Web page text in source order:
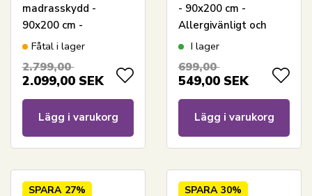
madrasskydd -
90x200 cm -
Temperaturreglerande
Fåtal i lager
2.799,00
2.099,00 SEK
Lägg i varukorg
- 90x200 cm -
Allergivänligt och
andningsbart
Sleep Tech By Borg
I lager
699,00
549,00 SEK
Lägg i varukorg
SPARA 27% SPARA 30%